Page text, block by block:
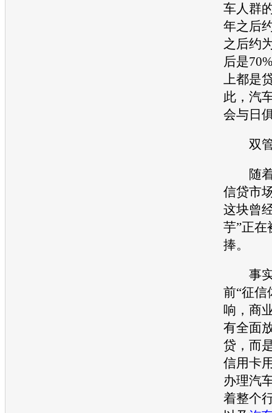
车人群
年之后
之后约
后是
上都是
此，汽
会与日
双管
随着
信贷市
这块曾
芋”正在
捧。
事实
前“征信
响，商
有全面
贷，而
信用卡
办理汽
着整个